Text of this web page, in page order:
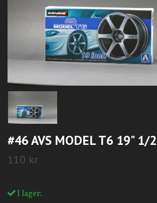
#46 AVS MODEL T6 19" 1/
110 kr
I lager.